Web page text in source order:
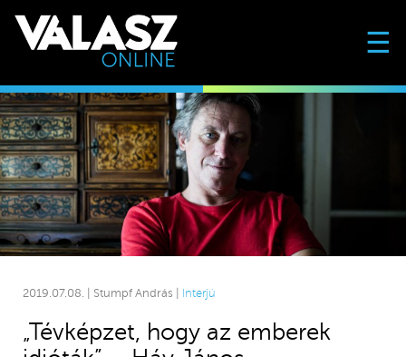
☰
2019.07.08. | Stumpf András | Interjú
„Tévképzet, hogy az emberek